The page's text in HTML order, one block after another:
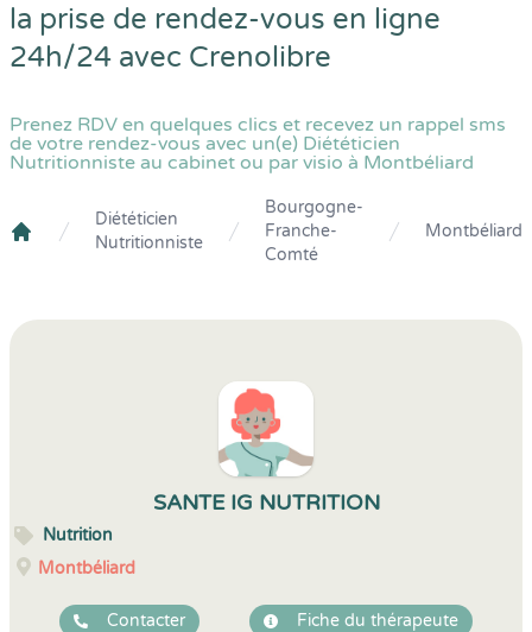
la prise de rendez-vous en ligne
24h/24 avec Crenolibre
Prenez RDV en quelques clics et recevez un rappel sms
de votre rendez-vous avec un(e) Diététicien
Nutritionniste au cabinet ou par visio à Montbéliard
Crenolibre
Diététicien
Nutritionniste
Bourgogne-
Franche-
Comté
Montbéliard
SANTE IG NUTRITION
Nutrition
Montbéliard
Contacter Fiche du thérapeute